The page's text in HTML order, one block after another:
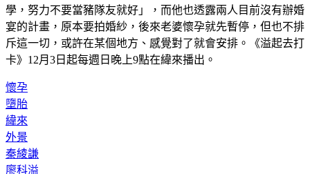
學，努力不要當豬隊友就好」，而他也透露兩人目前沒有辦婚
宴的計畫，原本要拍婚紗，後來老婆懷孕就先暫停，但也不排
斥這一切，或許在某個地方、感覺對了就會安排。《溢起去打
卡》12月3日起每週日晚上9點在緯來播出。
懷孕
墮胎
緯來
外景
秦綾謙
廖科溢